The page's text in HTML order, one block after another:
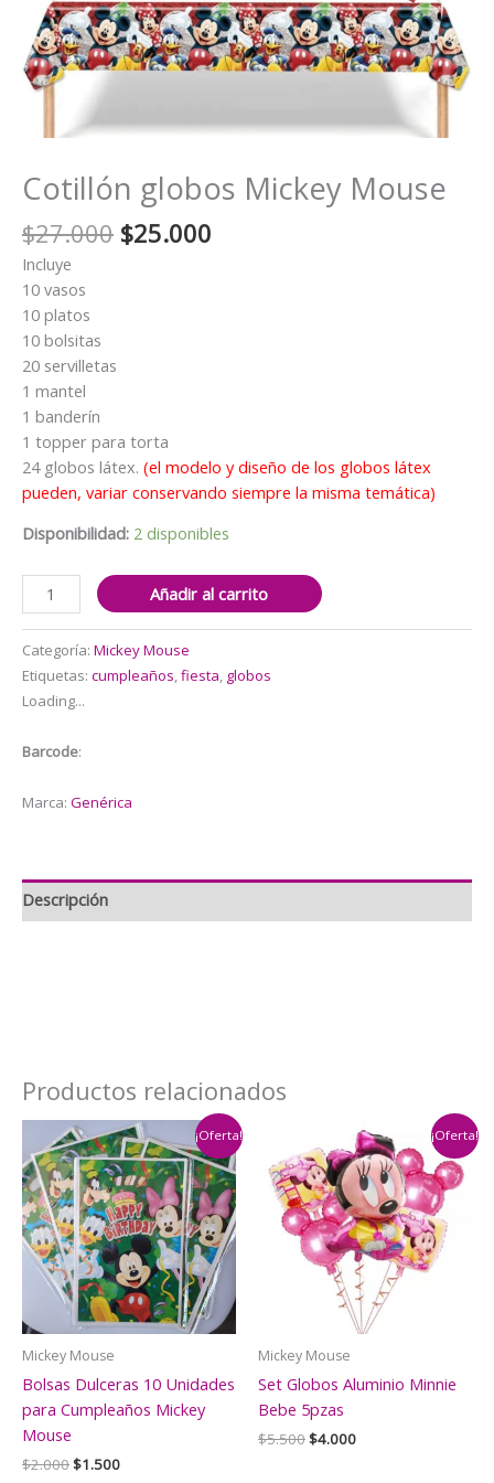
Cotillón globos Mickey Mouse
$27.000 El
$25.000
Incluye
10 vasos
10 platos
10 bolsitas
20 servilletas
1 mantel
1 banderín
1 topper para torta
24 globos látex. (el modelo y diseño de los globos látex
pueden, variar conservando siempre la misma temática)
Disponibilidad: 2 disponibles
Cotillón
globos
Mickey
Mouse
cantidad
Añadir al carrito
Categoría: Mickey Mouse
Etiquetas: cumpleaños,fiesta, globos
Loading...
Barcode:
Marca: Genérica
Descripción
Productos relacionados
¡Oferta!
Mickey Mouse
Bolsas Dulceras 10 Unidades
para Cumpleaños Mickey
Mouse
$2.000El
$1.500El
¡Oferta!
Mickey Mouse
Set Globos Aluminio Minnie
Bebe 5pzas
$5.500El
$4.000El